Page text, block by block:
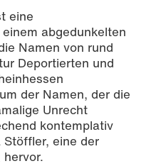
eine
abgedunkelten
Namen von rund
Deportierten und
der Namen, der die
Unrecht
kontemplativ
Stöffler, eine der